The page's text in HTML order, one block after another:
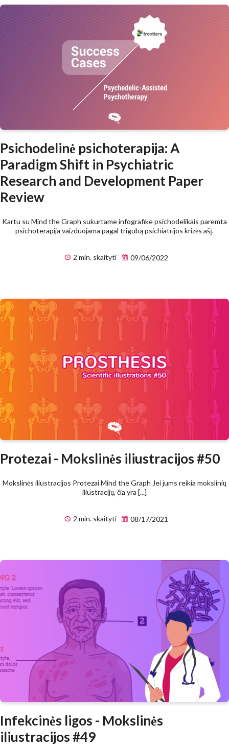
Psichodelinė psichoterapija: A
Paradigm Shift in Psychiatric
Research and Development Paper
Review
Kartu su Mind the Graph sukurtame infografike psichodelikais paremta
psichoterapija vaizduojama pagal trigubą psichiatrijos krizės ašį.
2 min. skaityti 09/06/2022
Protezai - Mokslinės iliustracijos #50
Mokslinės iliustracijos Protezai Mind the Graph Jei jums reikia mokslinių
iliustracijų, čia yra [...]
2 min. skaityti 08/17/2021
Infekcinės ligos - Mokslinės
iliustracijos #49